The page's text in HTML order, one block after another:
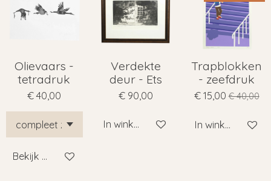
Olievaars -
tetradruk
€ 40,00
Bekijk details
Verdekte
deur - Ets
€ 90,00
In winkelwagen
Trapblokken
- zeefdruk
€ 15,00 € 40,00
In winkelwagen